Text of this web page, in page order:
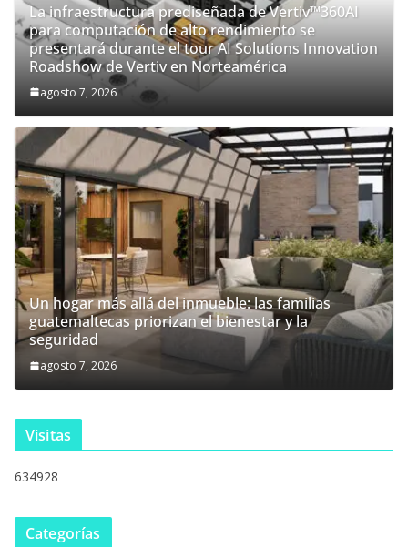
La infraestructura prediseñada de Vertiv™360AI
para computación de alto rendimiento se
presentará durante el tour AI Solutions Innovation
Roadshow de Vertiv en Norteamérica
agosto 7, 2026
Un hogar más allá del inmueble: las familias
guatemaltecas priorizan el bienestar y la
seguridad
agosto 7, 2026
Visitas
634928
Categorías